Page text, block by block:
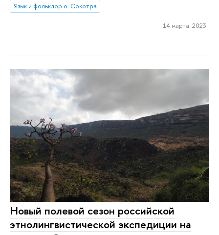
Язык и фольклор о. Сокотра
14 марта 2023
Новый полевой сезон российской
этнолингвистической экспедиции на